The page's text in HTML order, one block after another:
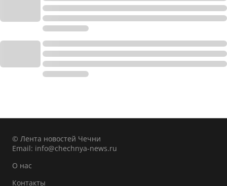
© Лента новостей Чечни
Email: info@chechnya-news.ru
О нас
Контакты